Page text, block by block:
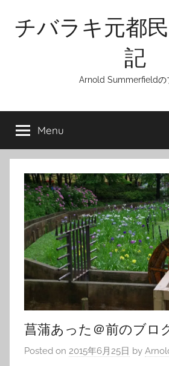
content
チバラキ元都
記
Arnold Summerfieldの
Menu
菖蒲あった＠前のブロ
Posted on 2015年6月25日 by